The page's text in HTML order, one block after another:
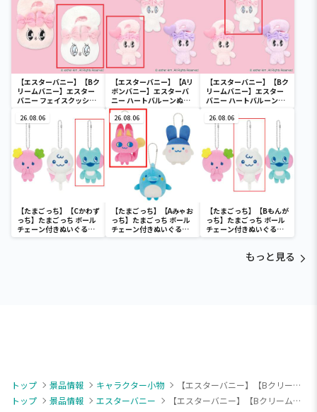
【エスターバニー】【Bク
リームバニー】エスター
バニー フェイスクッショ
【エスターバニー】【Aリ
ボンバニー】エスターバ
ニー ハートバルーンぬい
ぐるみ
【エスターバニー】【Bク
リームバニー】エスター
バニー ハートバルーンぬ
26.08.06
【たまごっち】【Cかわず
っち】たまごっち ボール
チェーン付きぬいぐるみ
～Tamagotchi
26.08.06
【たまごっち】【Aみゃお
っち】たまごっち ボール
チェーン付きぬいぐるみ
～Tamagotchi
26.08.06
【たまごっち】【Bもんが
っち】たまごっち ボール
チェーン付きぬいぐるみ
～Tamagotchi
もっと見る
トップ 景品情報 キャラクター小物
【エスターバニー】【Bクリームバニー】エスターバニー ふんわりワンピースマスコット
トップ
景品情報 エスターバニー 【エスターバニー】【Bクリームバニー】エスターバニー ふんわりワンピースマスコット